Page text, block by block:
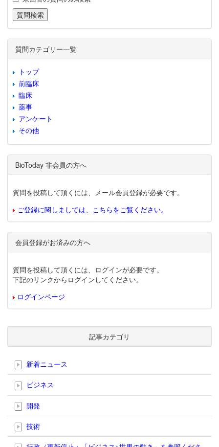
質問カテゴリー一覧
トップ
前臨床
臨床
薬事
アンケート
その他
BioToday 非会員の方へ
質問を投稿して頂くには、メール会員登録が必要です。
ご登録に関しましては、こちらをご覧ください。
会員登録がお済みの方へ
質問を投稿して頂くには、ログインが必要です。
下記のリンクからログインしてください。
ログインページ
記事カテゴリ
新着ニュース
ビジネス
開発
技術